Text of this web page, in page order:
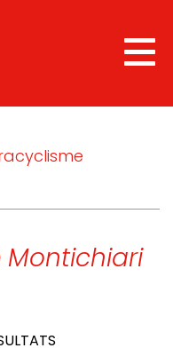
Montichiari